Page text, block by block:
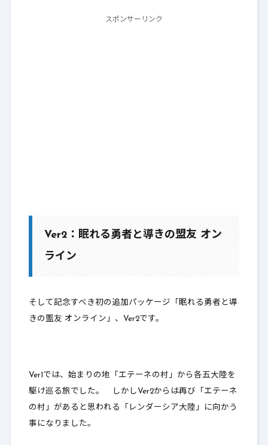
スポンサーリンク
Ver2：眠れる勇者と導きの盟友 オン
ライン
そして記念すべき初の追加パッケージ「眠れる勇者と導
きの盟友 オンライン」、Ver2です。
Ver1では、始まりの地「エテーネの村」から各五大陸を
駆け巡る旅でした。 しかしVer2からは再び「エテーネ
の村」があると思われる「レンダーシア大陸」に向かう
事になりました。